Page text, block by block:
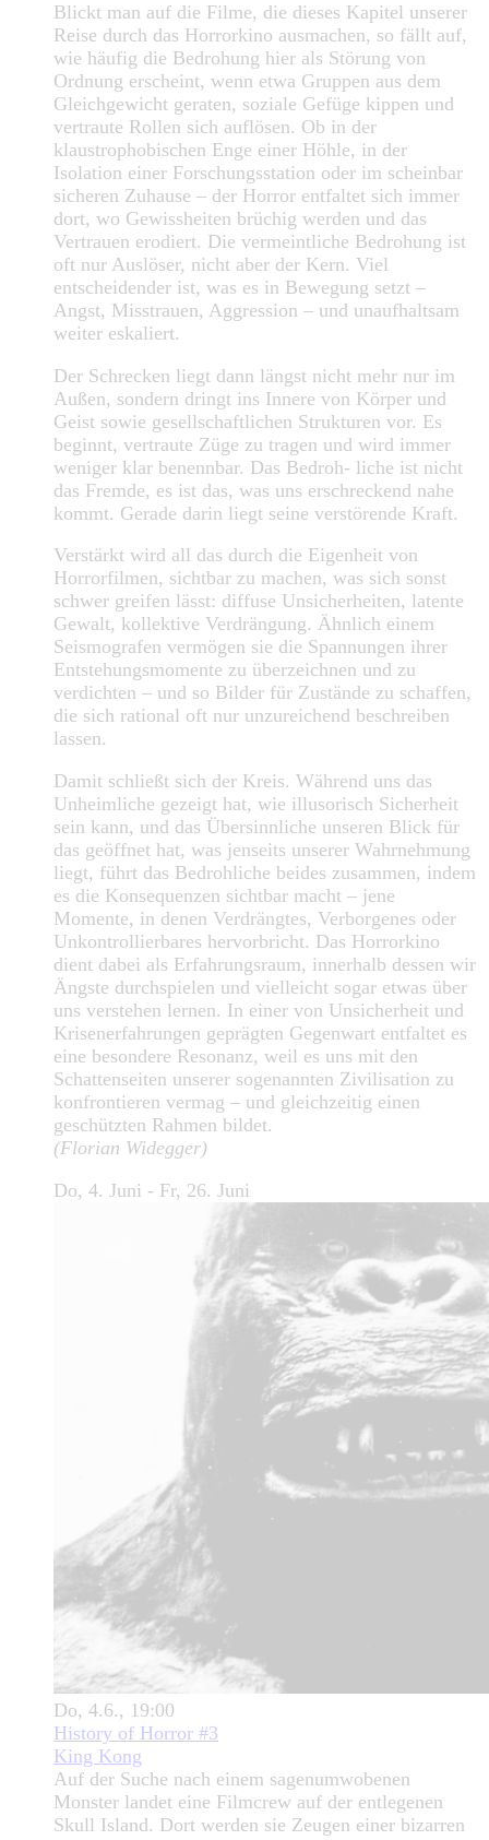
Blickt man auf die Filme, die dieses Kapitel unserer
Reise durch das Horrorkino ausmachen, so fällt auf,
wie häufig die Bedrohung hier als Störung von
Ordnung erscheint, wenn etwa Gruppen aus dem
Gleichgewicht geraten, soziale Gefüge kippen und
vertraute Rollen sich auflösen. Ob in der
klaustrophobischen Enge einer Höhle, in der
Isolation einer Forschungsstation oder im scheinbar
sicheren Zuhause – der Horror entfaltet sich immer
dort, wo Gewissheiten brüchig werden und das
Vertrauen erodiert. Die vermeintliche Bedrohung ist
oft nur Auslöser, nicht aber der Kern. Viel
entscheidender ist, was es in Bewegung setzt –
Angst, Misstrauen, Aggression – und unaufhaltsam
weiter eskaliert.
Der Schrecken liegt dann längst nicht mehr nur im
Außen, sondern dringt ins Innere von Körper und
Geist sowie gesellschaftlichen Strukturen vor. Es
beginnt, vertraute Züge zu tragen und wird immer
weniger klar benennbar. Das Bedroh- liche ist nicht
das Fremde, es ist das, was uns erschreckend nahe
kommt. Gerade darin liegt seine verstörende Kraft.
Verstärkt wird all das durch die Eigenheit von
Horrorfilmen, sichtbar zu machen, was sich sonst
schwer greifen lässt: diffuse Unsicherheiten, latente
Gewalt, kollektive Verdrängung. Ähnlich einem
Seismografen vermögen sie die Spannungen ihrer
Entstehungsmomente zu überzeichnen und zu
verdichten – und so Bilder für Zustände zu schaffen,
die sich rational oft nur unzureichend beschreiben
lassen.
Damit schließt sich der Kreis. Während uns das
Unheimliche gezeigt hat, wie illusorisch Sicherheit
sein kann, und das Übersinnliche unseren Blick für
das geöffnet hat, was jenseits unserer Wahrnehmung
liegt, führt das Bedrohliche beides zusammen, indem
es die Konsequenzen sichtbar macht – jene
Momente, in denen Verdrängtes, Verborgenes oder
Unkontrollierbares hervorbricht. Das Horrorkino
dient dabei als Erfahrungsraum, innerhalb dessen wir
Ängste durchspielen und vielleicht sogar etwas über
uns verstehen lernen. In einer von Unsicherheit und
Krisenerfahrungen geprägten Gegenwart entfaltet es
eine besondere Resonanz, weil es uns mit den
Schattenseiten unserer sogenannten Zivilisation zu
konfrontieren vermag – und gleichzeitig einen
geschützten Rahmen bildet.
(Florian Widegger)
Do, 4. Juni - Fr, 26. Juni
Do, 4.6., 19:00
History of Horror #3
King Kong
Auf der Suche nach einem sagenumwobenen
Monster landet eine Filmcrew auf der entlegenen
Skull Island. Dort werden sie Zeugen einer bizarren